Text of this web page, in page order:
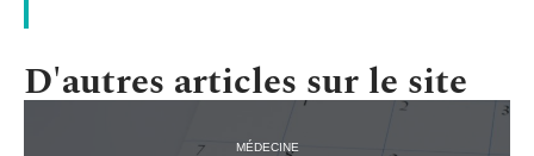
D'autres articles sur le site
MÉDECINE